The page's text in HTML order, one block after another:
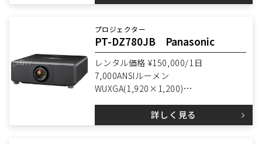
プロジェクター
PT-DZ780JB Panasonic
レンタル価格 ¥150,000/1日
7,000ANSIルーメン
WUXGA(1,920×1,200)
詳しく見る